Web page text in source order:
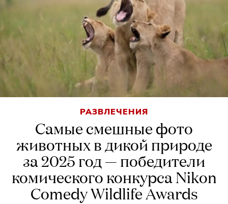
РАЗВЛЕЧЕНИЯ
Самые смешные фото
животных в дикой природе
за 2025 год — победители
комического конкурса Nikon
Comedy Wildlife Awards